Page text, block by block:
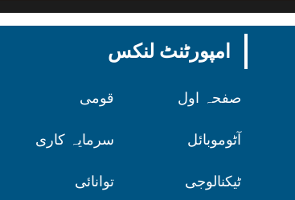
امپورٹنٹ لنکس
صفحہ اول قومی
آٹوموبائل سرمایہ کاری
ٹیکنالوجی توانائی